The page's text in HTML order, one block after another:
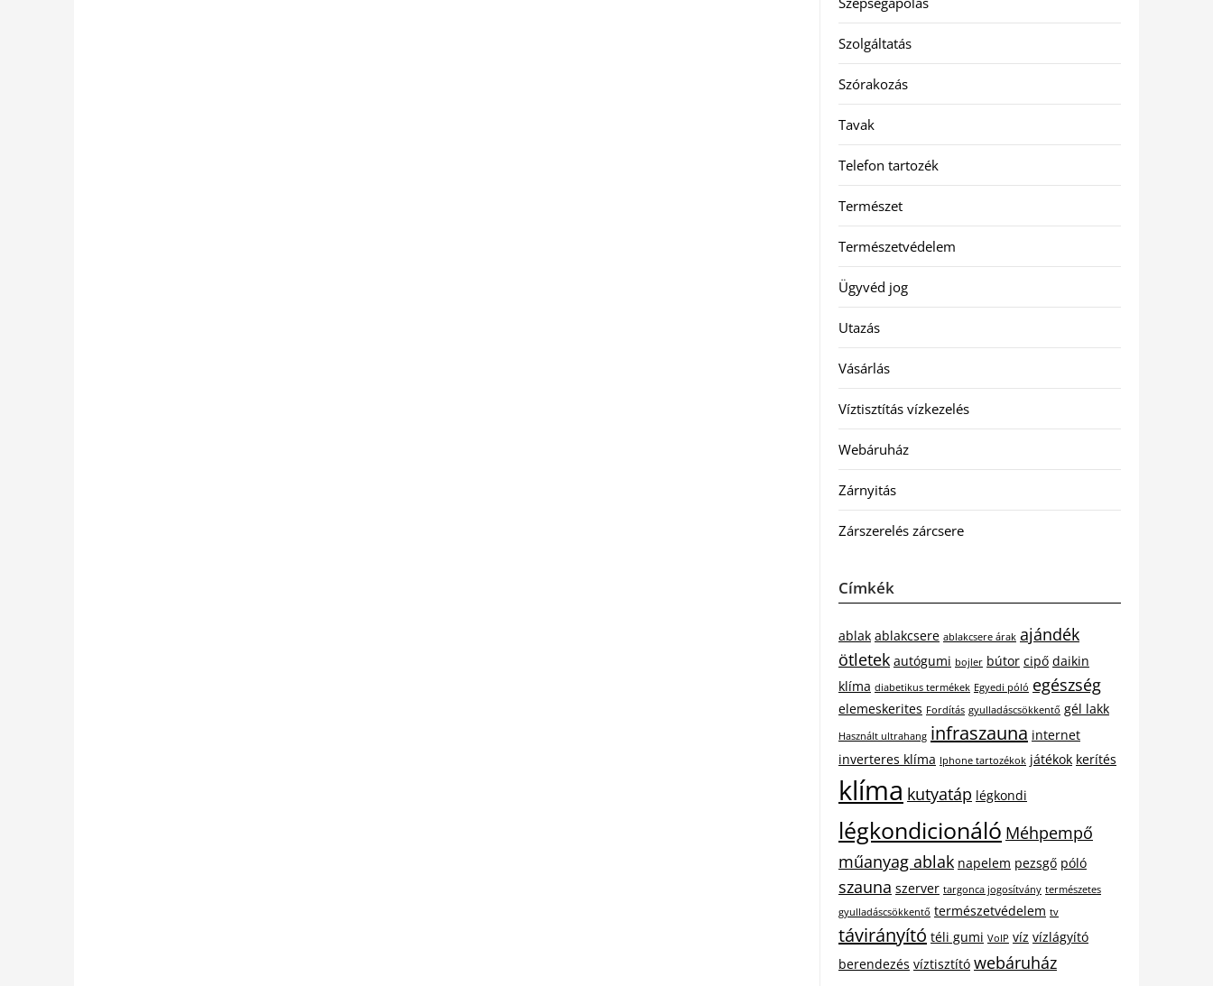
Szolgáltatás
Szórakozás
Tavak
Telefon tartozék
Természet
Természetvédelem
Ügyvéd jog
Utazás
Vásárlás
Víztisztítás vízkezelés
Webáruház
Zárnyitás
Zárszerelés zárcsere
Címkék
ablak ablakcsere ablakcsere árak ajándék
ötletek autógumi bojler bútor cipő daikin
klíma diabetikus termékek Egyedi póló egészség
elemeskerites Fordítás gyulladáscsökkentő gél lakk
Használt ultrahang infraszauna internet
inverteres klíma Iphone tartozékok játékok kerítés
klíma kutyatáp légkondi
légkondicionáló Méhpempő
műanyag ablak napelem pezsgő póló
szauna szerver targonca jogosítvány természetes
gyulladáscsökkentő természetvédelem tv
távirányító téli gumi VoIP víz vízlágyító
berendezés víztisztító webáruház